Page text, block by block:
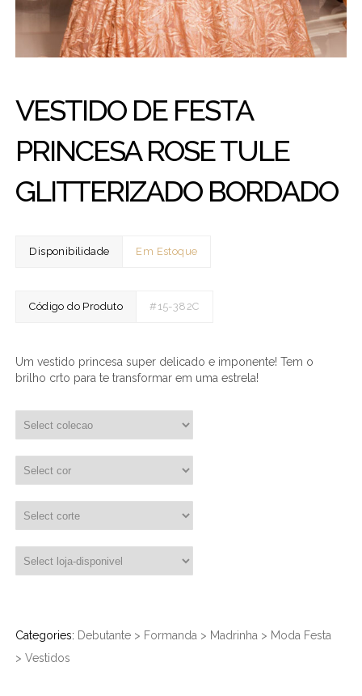
VESTIDO DE FESTA
PRINCESA ROSE TULE
GLITTERIZADO BORDADO
Disponibilidade Em Estoque
Código do Produto #15-382C
Um vestido princesa super delicado e imponente! Tem o
brilho crto para te transformar em uma estrela!
Categories: Debutante > Formanda > Madrinha > Moda Festa
>Vestidos